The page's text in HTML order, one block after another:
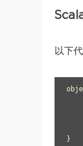
以下
}